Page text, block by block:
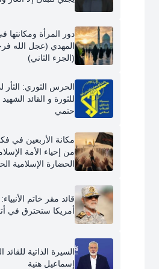
دور المرأة ومكانتها
المهدي (عجل الله
(الجزء الثاني)
الحرس الثوري: الثأر
للثورة و القائد
حتمي
مكانة الأربعين في
من إحياء الأمة
الحضارة الإسلامية
قائد مقر خاتم
أمريكا ستحترق في
السيرة الذاتية للقائد
إسماعيل هنية